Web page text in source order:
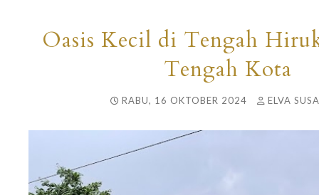
Oasis Kecil di Tengah
Tengah Kota
RABU, 16 OKTOBER 2024 ELVA